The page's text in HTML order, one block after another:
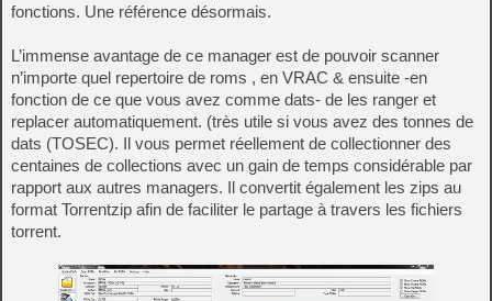
fonctions. Une référence désormais.
L’immense avantage de ce manager est de pouvoir scanner
n’importe quel repertoire de roms , en VRAC & ensuite -en
fonction de ce que vous avez comme dats- de les ranger et
replacer automatiquement. (très utile si vous avez des tonnes de
dats (TOSEC). Il vous permet réellement de collectionner des
centaines de collections avec un gain de temps considérable par
rapport aux autres managers. Il convertit également les zips au
format Torrentzip afin de faciliter le partage à travers les fichiers
torrent.